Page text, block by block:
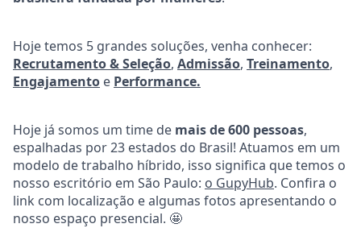
Hoje temos 5 grandes soluções, venha conhecer:
Recrutamento & Seleção, Admissão, Treinamento,
Engajamento e Performance.
Hoje já somos um time de mais de 600 pessoas,
espalhadas por 23 estados do Brasil! Atuamos em um
modelo de trabalho híbrido, isso significa que temos o
nosso escritório em São Paulo: o GupyHub. Confira o
link com localização e algumas fotos apresentando o
nosso espaço presencial. 🤩